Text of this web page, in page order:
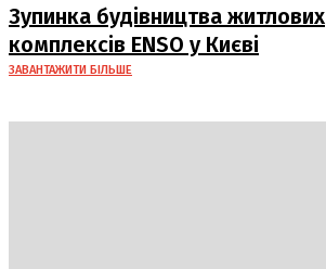
Зупинка будівництва житлових
комплексів ENSO у Києві
ЗАВАНТАЖИТИ БІЛЬШЕ